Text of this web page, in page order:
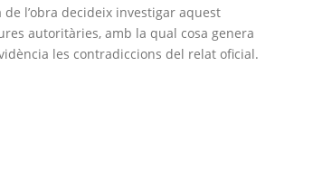
l’obra decideix investigar aquest
autoritàries, amb la qual cosa genera
les contradiccions del relat oficial.